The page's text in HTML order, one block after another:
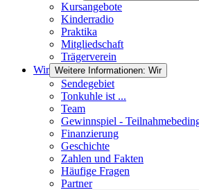
Kursangebote
Kinderradio
Praktika
Mitgliedschaft
Trägerverein
Wir Weitere Informationen: Wir
Sendegebiet
Tonkuhle ist ...
Team
Gewinnspiel -
Finanzierung
Geschichte
Zahlen und Fakten
Häufige Fragen
Partner